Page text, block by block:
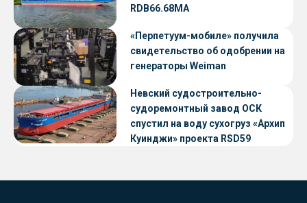
RDB66.68МА
«Перпетуум-мобиле» получила
свидетельство об одобрении на
генераторы Weiman
Невский судостроительно-
судоремонтный завод ОСК
спустил на воду сухогруз «Архип
Куинджи» проекта RSD59